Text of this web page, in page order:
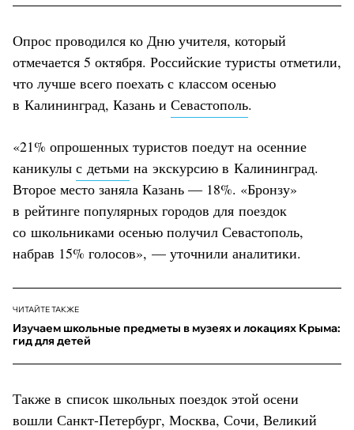
Опрос проводился ко Дню учителя, который
отмечается 5 октября. Российские туристы отметили,
что лучше всего поехать с классом осенью
в Калининград, Казань и Севастополь.
«21% опрошенных туристов поедут на осенние
каникулы с детьми на экскурсию в Калининград.
Второе место заняла Казань ― 18%. «Бронзу»
в рейтинге популярных городов для поездок
со школьниками осенью получил Севастополь,
набрав 15% голосов», — уточнили аналитики.
ЧИТАЙТЕ ТАКЖЕ
Изучаем школьные предметы в музеях и локациях Крыма:
гид для детей
Также в список школьных поездок этой осени
вошли Санкт-Петербург, Москва, Сочи, Великий